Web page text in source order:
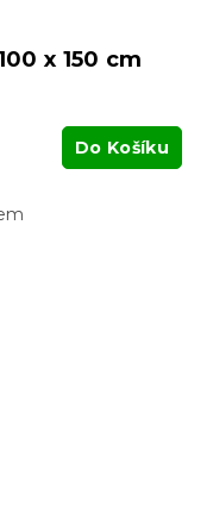
x 150 cm
Do Košíku